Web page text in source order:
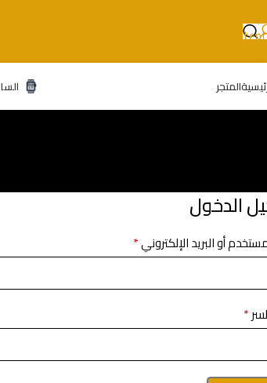
Skip to main content
المتجر
الدخول
أو البريد الإلكتروني*
*